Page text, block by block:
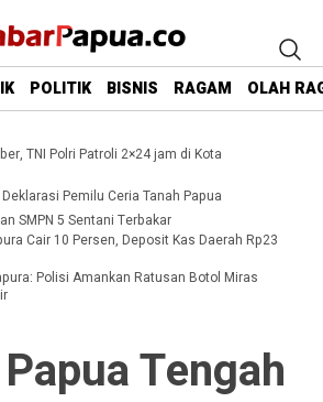
POLITIK BISNIS RAGAM OLAH
TNI Polri Patroli 2×24 jam di Kota
Pemilu Ceria Tanah Papua
SMPN 5 Sentani Terbakar
Cair 10 Persen, Deposit Kas Daerah Rp23
Polisi Amankan Ratusan Botol Miras
Tengah